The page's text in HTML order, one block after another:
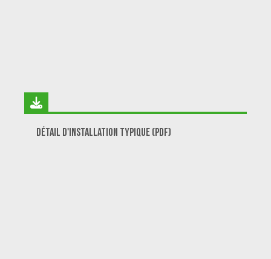
Détail d'installation typique (PDF)